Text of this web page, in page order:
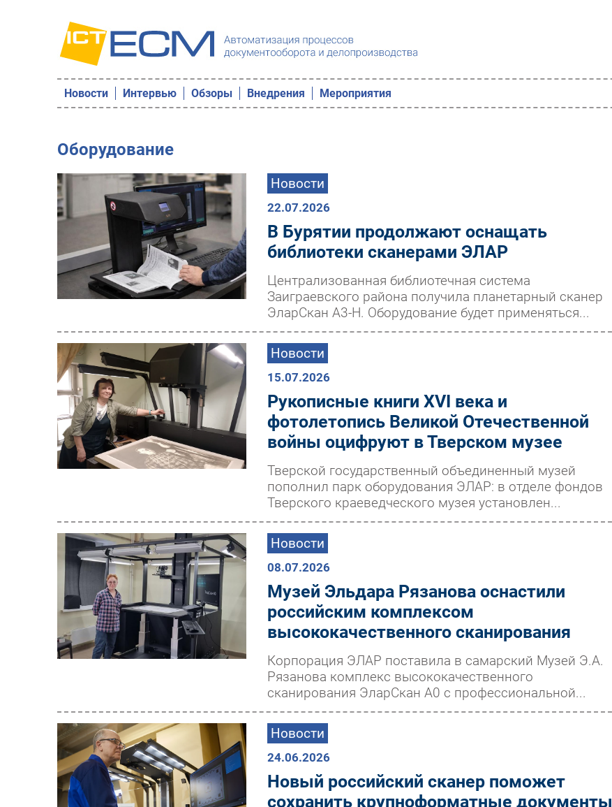
Новости Интервью Обзоры Внедрения Мероприятия
Оборудование
Новости
22.07.2026
В Бурятии продолжают оснащать
библиотеки сканерами ЭЛАР
Централизованная библиотечная система
Заиграевского района получила планетарный сканер
ЭларСкан А3-Н. Оборудование будет применяться...
Новости
15.07.2026
Рукописные книги XVI века и
фотолетопись Великой Отечественной
войны оцифруют в Тверском музее
Тверской государственный объединенный музей
пополнил парк оборудования ЭЛАР: в отделе фондов
Тверского краеведческого музея установлен...
Новости
08.07.2026
Музей Эльдара Рязанова оснастили
российским комплексом
высококачественного сканирования
Корпорация ЭЛАР поставила в самарский Музей Э.А.
Рязанова комплекс высококачественного
сканирования ЭларСкан А0 с профессиональной...
Новости
24.06.2026
Новый российский сканер поможет
сохранить крупноформатные документы